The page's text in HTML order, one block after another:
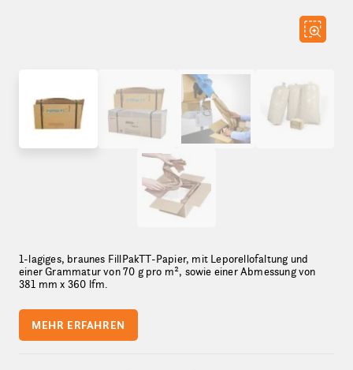
1-lagiges, braunes FillPakTT-Papier, mit Leporellofaltung und
einer Grammatur von 70 g pro m², sowie einer Abmessung von
381 mm x 360 lfm.
MEHR ERFAHREN